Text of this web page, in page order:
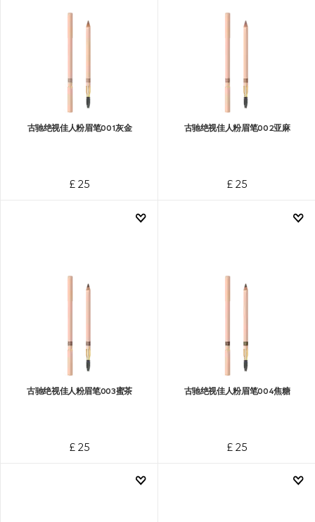
古驰绝视佳人粉眉笔001灰金
£ 25
古驰绝视佳人粉眉笔002亚麻
£ 25
古驰绝视佳人粉眉笔003蜜茶
£ 25
古驰绝视佳人粉眉笔004焦糖
£ 25